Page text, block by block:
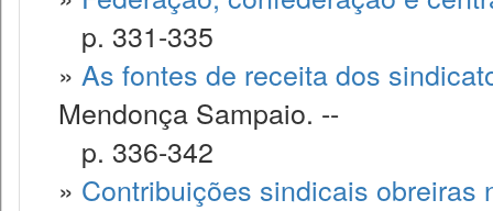
p. 331-335
» As fontes de receita dos
Mendonça Sampaio. --
p. 336-342
» Contribuições sindicais obreiras